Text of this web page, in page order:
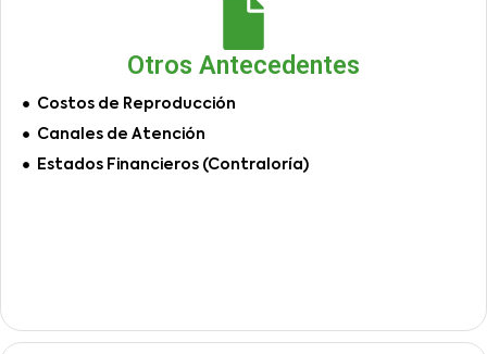
Otros Antecedentes
Costos de Reproducción
Canales de Atención
Estados Financieros (Contraloría)